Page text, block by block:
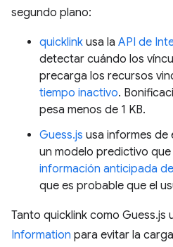
segundo plano:
quicklink usa la API de
detectar cuándo los
precarga los recursos
tiempo inactivo.
pesa menos de 1 KB.
Guess.js usa informes
un modelo predictivo que
información anticipada
que es probable que el
Tanto quicklink como Guess.js
Information para evitar la